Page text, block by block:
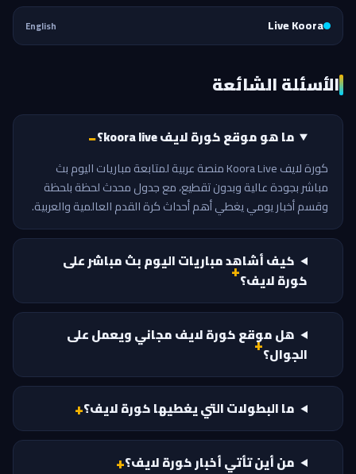
Live Koora
English
الأسئلة الشائعة
ما هو موقع كورة لايف koora live؟
كورة لايف Koora Live منصة عربية لمتابعة مباريات اليوم بث
مباشر بجودة عالية وبدون تقطيع، مع جدول محدث لحظة بلحظة
وقسم أخبار يومي يغطي أهم أحداث كرة القدم العالمية والعربية.
كيف أشاهد مباريات اليوم بث مباشر على
كورة لايف؟
هل موقع كورة لايف مجاني ويعمل على
الجوال؟
ما البطولات التي يغطيها كورة لايف؟
من أين تأتي أخبار كورة لايف؟